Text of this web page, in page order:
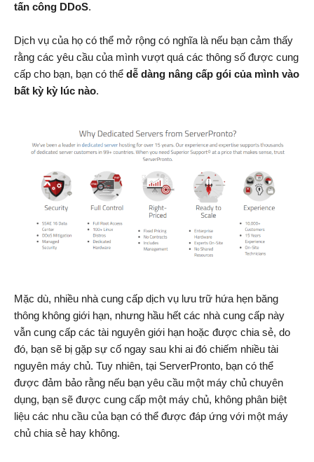
tấn công DDoS.
Dịch vụ của họ có thể mở rộng có nghĩa là nếu bạn cảm thấy
rằng các yêu cầu của mình vượt quá các thông số được cung
cấp cho bạn, bạn có thể dễ dàng nâng cấp gói của mình vào
bất kỳ kỳ lúc nào.
Mặc dù, nhiều nhà cung cấp dịch vụ lưu trữ hứa hẹn băng
thông không giới hạn, nhưng hầu hết các nhà cung cấp này
vẫn cung cấp các tài nguyên giới hạn hoặc được chia sẻ, do
đó, bạn sẽ bị gặp sự cố ngay sau khi ai đó chiếm nhiều tài
nguyên máy chủ. Tuy nhiên, tại ServerPronto, bạn có thể
được đảm bảo rằng nếu bạn yêu cầu một máy chủ chuyên
dụng, bạn sẽ được cung cấp một máy chủ, không phân biệt
liệu các nhu cầu của bạn có thể được đáp ứng với một máy
chủ chia sẻ hay không.